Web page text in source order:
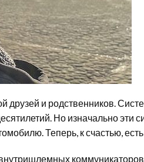
друзей и родственников.
Но изначально
Теперь, к счастью, есть